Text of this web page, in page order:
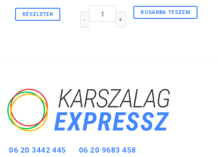
RÉSZLETEK KOSÁRBA TESZEM
1"-s karszalag FEHÉR színben mennyiség
06 20 3442 445 06 20 9683 458